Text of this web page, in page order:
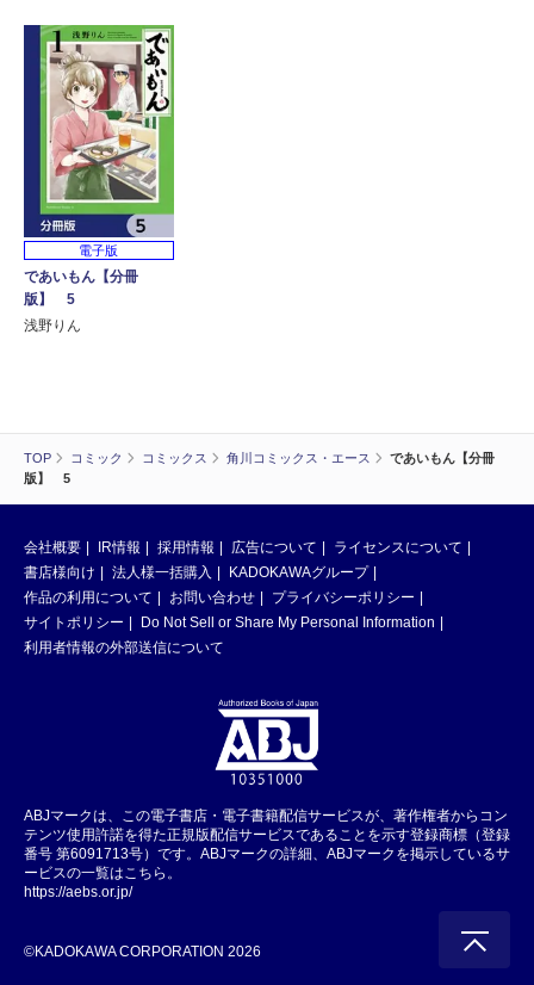
TOP コミック コミックス 角川コミックス・エース
であいもん【分冊
版】 5
電子版
であいもん【分冊
版】 5
浅野りん
会社概要 IR情報 採用情報 広告について
ライセンスについて
書店様向け
法人様一括購入
KADOKAWAグループ
作品の利用について
お問い合わせ
プライバシーポリシー
サイトポリシー
Do Not Sell or Share My Personal Information
利用者情報の外部送信について
ABJマークは、この電子書店・電子書籍配信サービスが、著作権者からコン
テンツ使用許諾を得た正規版配信サービスであることを示す登録商標（登録
番号 第6091713号）です。ABJマークの詳細、ABJマークを掲示しているサ
ービスの一覧はこちら。
https://aebs.or.jp/
©KADOKAWA CORPORATION 2026